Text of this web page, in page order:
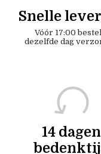
Snelle
Vóór 17:00
dezelfde dag
14 dagen